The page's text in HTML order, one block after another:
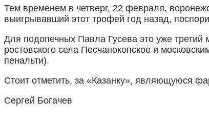
Тем временем в четверг, 22 февраля,
выигрывавший этот трофей год назад,
Для подопечных Павла Гусева это уже третий
ростовского села Песчанокопское и
пенальти).
Стоит отметить, за «Казанку», являющуюся
Сергей Богачев